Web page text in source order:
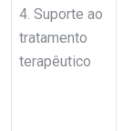
4. Suporte ao
tratamento
terapêutico